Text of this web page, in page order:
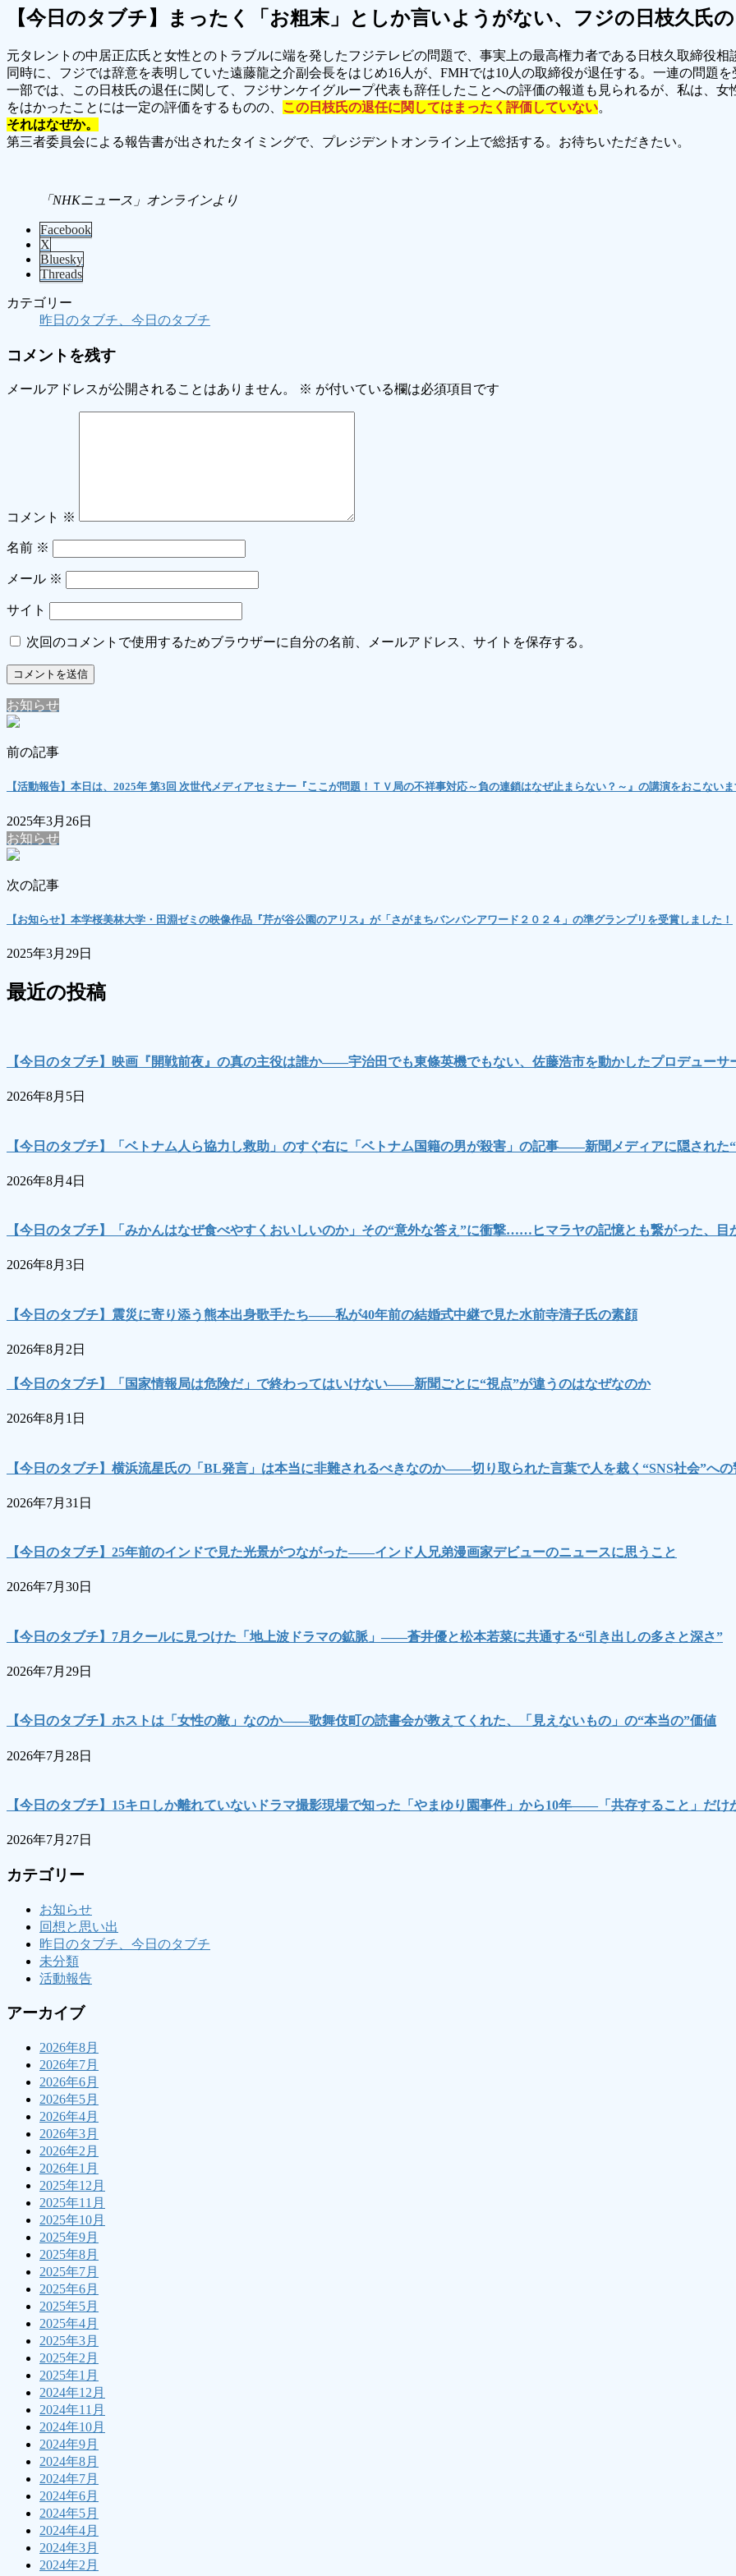
【今日のタブチ】まったく「お粗末」としか言いようがない、フジの日枝久氏
元タレントの中居正広氏と女性とのトラブルに端を発したフジテレビの問題で、事実上の最高権力者である日枝久取締役相
同時に、フジでは辞意を表明していた遠藤龍之介副会長をはじめ16人が、FMHでは10人の取締役が退任する。一連の問題
一部では、この日枝氏の退任に関して、フジサンケイグループ代表も辞任したことへの評価の報道も見られるが、私は、
をはかったことには一定の評価をするものの、
この日枝氏の退任に関してはまったく評価していない。
それはなぜか。
第三者委員会による報告書が出されたタイミングで、プレジデントオンライン上で総括する。お待ちいただきたい。
「NHKニュース」オンラインより
Facebook
X
Bluesky
Threads
カテゴリー
昨日のタブチ、今日のタブチ
コメントを残す
メールアドレスが公開されることはありません。 ※ が付いている欄は必須項目です
コメント ※
名前 ※
メール ※
サイト
次回のコメントで使用するためブラウザーに自分の名前、メールアドレス、サイトを保存する。
お知らせ
前の記事
【活動報告】本日は、2025年 第3回 次世代メディアセミナー『ここが問題！ＴＶ局の不祥事対応～負の連鎖はなぜ止まらない？～』の講演をおこない
2025年3月26日
お知らせ
次の記事
【お知らせ】本学桜美林大学・田淵ゼミの映像作品『芹が谷公園のアリス』が「さがまちバンバンアワード２０２４」の準グランプリを受賞しました！
2025年3月29日
最近の投稿
【今日のタブチ】映画『開戦前夜』の真の主役は誰か――宇治田でも東條英機でもない、佐藤浩市を動かしたプロデューサ
2026年8月5日
【今日のタブチ】「ベトナム人ら協力し救助」のすぐ右に「ベトナム国籍の男が殺害」の記事――新聞メディアに隠された
2026年8月4日
【今日のタブチ】「みかんはなぜ食べやすくおいしいのか」その“意外な答え”に衝撃……ヒマラヤの記憶とも繋がった、目
2026年8月3日
【今日のタブチ】震災に寄り添う熊本出身歌手たち――私が40年前の結婚式中継で見た水前寺清子氏の素顔
2026年8月2日
【今日のタブチ】「国家情報局は危険だ」で終わってはいけない――新聞ごとに“視点”が違うのはなぜなのか
2026年8月1日
【今日のタブチ】横浜流星氏の「BL発言」は本当に非難されるべきなのか――切り取られた言葉で人を裁く“SNS社会”への
2026年7月31日
【今日のタブチ】25年前のインドで見た光景がつながった――インド人兄弟漫画家デビューのニュースに思うこと
2026年7月30日
【今日のタブチ】7月クールに見つけた「地上波ドラマの鉱脈」――蒼井優と松本若菜に共通する“引き出しの多さと深さ”
2026年7月29日
【今日のタブチ】ホストは「女性の敵」なのか――歌舞伎町の読書会が教えてくれた、「見えないもの」の“本当の”価値
2026年7月28日
【今日のタブチ】15キロしか離れていないドラマ撮影現場で知った「やまゆり園事件」から10年――「共存すること」だけ
2026年7月27日
カテゴリー
お知らせ
回想と思い出
昨日のタブチ、今日のタブチ
未分類
活動報告
アーカイブ
2026年8月
2026年7月
2026年6月
2026年5月
2026年4月
2026年3月
2026年2月
2026年1月
2025年12月
2025年11月
2025年10月
2025年9月
2025年8月
2025年7月
2025年6月
2025年5月
2025年4月
2025年3月
2025年2月
2025年1月
2024年12月
2024年11月
2024年10月
2024年9月
2024年8月
2024年7月
2024年6月
2024年5月
2024年4月
2024年3月
2024年2月